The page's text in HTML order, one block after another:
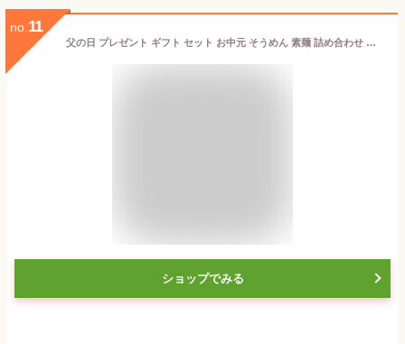
no. 11
父の日 プレゼント ギフト セット お中元 そうめん 素麺 詰め合わせ 送料無料 三輪そうめん小西 RMW-30 みわのにじ 50g×16束 虹色 レインボー
ショップでみる